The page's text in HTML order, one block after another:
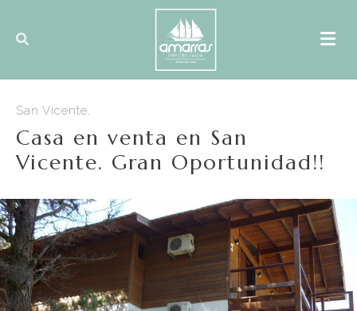
San Vicente,
Casa en venta en San
Vicente. Gran Oportunidad!!